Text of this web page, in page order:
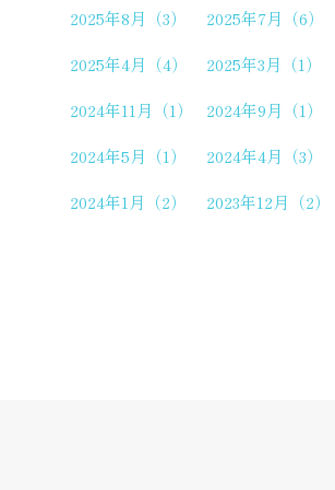
2025年8月（3） 2025年7月（6）
2025年4月（4）
2025年3月（1）
2024年11月（1）
2024年9月（1）
2024年5月（1）
2024年4月（3）
2024年1月（2）
2023年12月（2）